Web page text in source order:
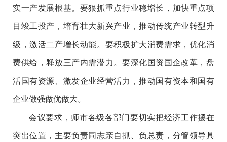
实一产发展根基。要狠抓重点行业稳增长，加快重点项
目竣工投产，培育壮大新兴产业，推动传统产业转型升
级，激活二产增长动能。要积极扩大消费需求，优化消
费供给，释放三产内需潜力。要深化国资国企改革，盘
活国有资源、激发企业经营活力，推动国有资本和国有
企业做强做优做大。
会议要求，师市各级各部门要切实把经济工作摆在
突出位置，主要负责同志亲自抓、负总责，分管领导具